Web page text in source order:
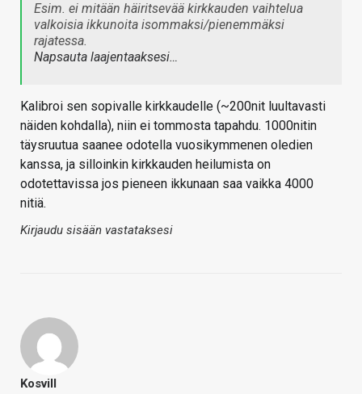
Esim. ei mitään häiritsevää kirkkauden vaihtelua
valkoisia ikkunoita isommaksi/pienemmäksi
rajatessa.
Napsauta laajentaaksesi…
Kalibroi sen sopivalle kirkkaudelle (~200nit luultavasti
näiden kohdalla), niin ei tommosta tapahdu. 1000nitin
täysruutua saanee odotella vuosikymmenen oledien
kanssa, ja silloinkin kirkkauden heilumista on
odotettavissa jos pieneen ikkunaan saa vaikka 4000
nitiä.
Kirjaudu sisään vastataksesi
Kosvill